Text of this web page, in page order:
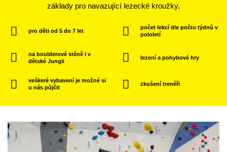
základy pro navazující lezecké kroužky.
pro děti od 5 do 7 let
počet lekcí dle počtu týdnů v
pololetí
na boulderové stěně i v
dětské Jungli
lezení a pohybové hry
veškeré vybavení je možné si
u nás půjčit
zkušení trenéři